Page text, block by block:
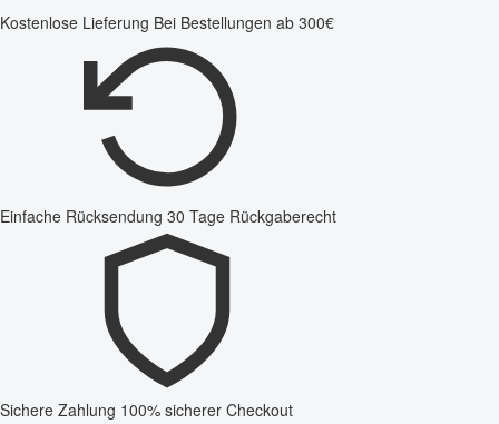
Kostenlose Lieferung Bei Bestellungen ab 300€
Einfache Rücksendung 30 Tage Rückgaberecht
Sichere Zahlung 100% sicherer Checkout